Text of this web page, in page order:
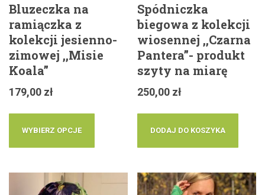
Bluzeczka na
ramiączka z
kolekcji jesienno-
zimowej ,,Misie
Koala”
179,00 zł
WYBIERZ OPCJE
Spódniczka
biegowa z kolekcji
wiosennej ,,Czarna
Pantera”- produkt
szyty na miarę
250,00 zł
DODAJ DO KOSZYKA